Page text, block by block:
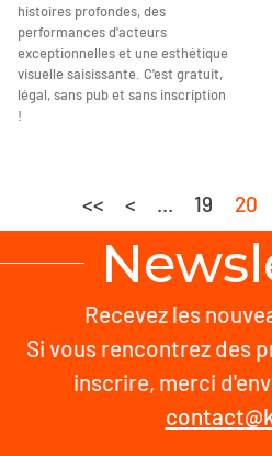
histoires profondes, des
performances d'acteurs
exceptionnelles et une esthétique
visuelle saisissante. C'est gratuit,
légal, sans pub et sans inscription
!
<< < ... 19 20
Recevez les
Si vous rencontrez des
inscrire, merci